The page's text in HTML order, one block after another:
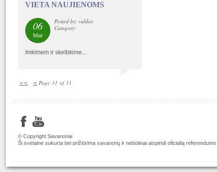
VIETA NAUJIENOMS
06
Mar
Posted by: valdas
Category:
Imkimem ir skelbkime...
<< < Page 31 of 31
© Copyright Savanoriai
Ši svetainė sukurta bei prižiūrima savanorių ir nebūtinai atspindi oficialią